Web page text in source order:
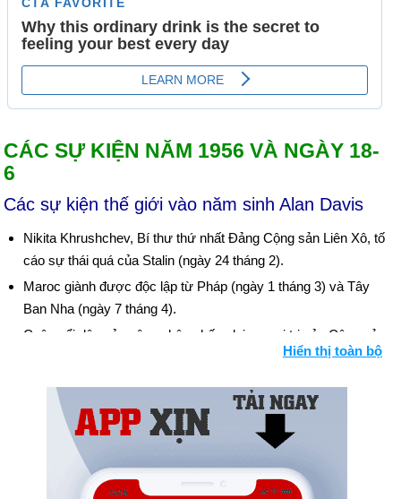
CÁC SỰ KIỆN NĂM 1956 VÀ NGÀY 18-
6
Các sự kiện thế giới vào năm sinh Alan Davis
Nikita Khrushchev, Bí thư thứ nhất Đảng Cộng sản Liên Xô, tố
cáo sự thái quá của Stalin (ngày 24 tháng 2).
Maroc giành được độc lập từ Pháp (ngày 1 tháng 3) và Tây
Ban Nha (ngày 7 tháng 4).
Cuộc nổi dậy của công nhân chống lại sự cai trị của Cộng sản
ở Ba Lan đã bị dập tắt (từ ngày 28 đến 30 tháng 6).
7). Israel tiến hành cuộc tấn công vào bán đảo Sinai của Ai
Cập và tiến về kênh đào Suez (ngày 29 tháng 10). Anh và
Pháp xâm lược Ai Cập tại Port Said (ngày 5 tháng 11). Việc
ngừng bắn do áp lực của Hoa Kỳ ngăn chặn bước tiến của
Anh, Pháp và Israel (ngày 6 tháng 11). Bối cảnh: Chiến tranh Ả
Hiển thị toàn bộ